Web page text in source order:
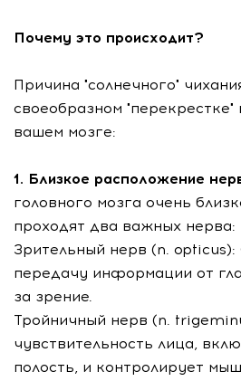
Почему это происходит?
Причина "солнечного"
своеобразном
вашем мозге:
1. Близкое расположение
головного мозга очень
проходят два важных нерва:
Зрительный нерв (n. opticus):
передачу информации от
за зрение.
Тройничный нерв (n.
чувствительность лица,
полость, и контролирует